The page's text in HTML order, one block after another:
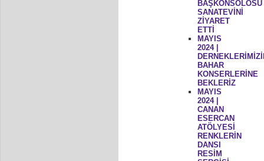
BAŞKONSOLOSU
SANATEVİNİ
ZİYARET
ETTİ
MAYIS
2024 |
BAHAR
KONSERLERİNE
BEKLERİZ
MAYIS
2024 |
CANAN
ESERCAN
ATÖLYESİ
RENKLERİN
DANSI
RESİM